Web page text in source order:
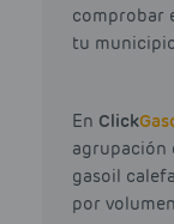
comprobar
tu
En Click
agrupación
gasoil
por